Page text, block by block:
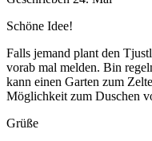
Schöne Idee!
Falls jemand plant den
vorab mal melden. Bin
kann einen Garten zum
Möglichkeit zum Duschen
Grüße